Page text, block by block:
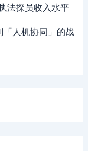
法探员收入水平
「人机协同」的战